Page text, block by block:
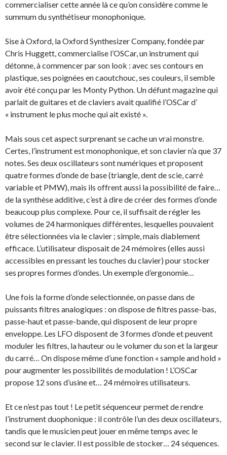
commercialiser cette année là ce qu’on considère comme le
summum du synthétiseur monophonique.
Sise à Oxford, la Oxford Synthesizer Company, fondée par
Chris Huggett, commercialise l’OSCar, un instrument qui
détonne, à commencer par son look : avec ses contours en
plastique, ses poignées en caoutchouc, ses couleurs, il semble
avoir été conçu par les Monty Python. Un défunt magazine qui
parlait de guitares et de claviers avait qualifié l’OSCar d’
« instrument le plus moche qui ait existé ».
Mais sous cet aspect surprenant se cache un vrai monstre.
Certes, l’instrument est monophonique, et son clavier n’a que 37
notes. Ses deux oscillateurs sont numériques et proposent
quatre formes d’onde de base (triangle, dent de scie, carré
variable et PMW), mais ils offrent aussi la possibilité de faire…
de la synthèse additive, c’est à dire de créer des formes d’onde
beaucoup plus complexe. Pour ce, il suffisait de régler les
volumes de 24 harmoniques différentes, lesquelles pouvaient
être sélectionnées via le clavier ; simple, mais diablement
efficace. L’utilisateur disposait de 24 mémoires (elles aussi
accessibles en pressant les touches du clavier) pour stocker
ses propres formes d’ondes. Un exemple d’ergonomie…
Une fois la forme d’onde selectionnée, on passe dans de
puissants filtres analogiques : on dispose de filtres passe-bas,
passe-haut et passe-bande, qui disposent de leur propre
enveloppe. Les LFO disposent de 3 formes d’onde et peuvent
moduler les filtres, la hauteur ou le volumer du son et la largeur
du carré… On dispose même d’une fonction « sample and hold »
pour augmenter les possibilités de modulation ! L’OSCar
propose 12 sons d’usine et… 24 mémoires utilisateurs.
Et ce n’est pas tout ! Le petit séquenceur permet de rendre
l’instrument duophonique : il contrôle l’un des deux oscillateurs,
tandis que le musicien peut jouer en même temps avec le
second sur le clavier. Il est possible de stocker… 24 séquences.